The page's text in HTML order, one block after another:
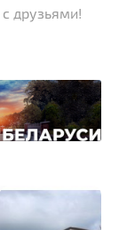
друзьями!